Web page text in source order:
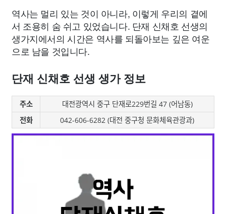
역사는 멀리 있는 것이 아니라, 이렇게 우리의 곁에
서 조용히 숨 쉬고 있었습니다. 단재 신채호 선생의
생가지에서의 시간은 역사를 되돌아보는 깊은 여운
으로 남을 것입니다.
단재 신채호 선생 생가 정보
주소
대전광역시 중구 단재로229번길 47 (어남동)
전화
042-606-6282 (대전 중구청 문화체육관광과)